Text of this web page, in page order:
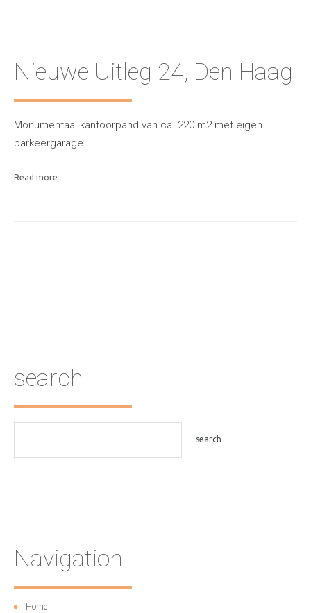
Nieuwe Uitleg 24, Den Haag
Monumentaal kantoorpand van ca. 220 m2 met eigen
parkeergarage.
Read more
search
Navigation
Home